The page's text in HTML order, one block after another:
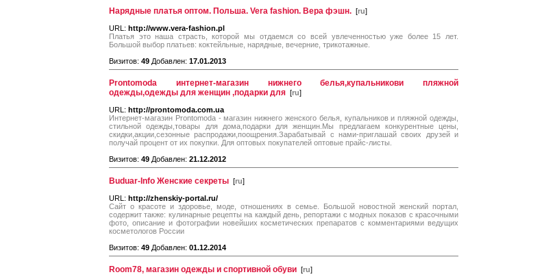
Нарядные платья оптом. Польша. Vera fashion. Вера фэшн. [ru]
URL: http://www.vera-fashion.pl
Платья это наша страсть, которой мы отдаемся со всей увлеченностью уже более 15 лет.
Большой выбор платьев: коктейльные, нарядные, вечерние, трикотажные.
Визитов: 49 Добавлен: 17.01.2013
Prontomoda интернет-магазин нижнего белья,купальникови пляжной
одежды,одежды для женщин ,подарки для [ru]
URL: http://prontomoda.com.ua
Интернет-магазин Prontomoda - магазин нижнего женского белья, купальников и пляжной одежды,
стильной одежды,товары для дома,подарки для женщин.Мы предлагаем конкурентные цены,
скидки,акции,сезонные распродажи,поощрения.Зарабатывай с нами-приглашай своих друзей и
получай процент от их покупки. Для оптовых покупателей оптовые прайс-листы.
Визитов: 49 Добавлен: 21.12.2012
Buduar-Info Женские секреты [ru]
URL: http://zhenskiy-portal.ru/
Сайт о красоте и здоровье, моде, отношениях в семье. Большой новостной женский портал,
содержит также: кулинарные рецепты на каждый день, репортажи с модных показов с красочными
фото, описание и фотографии новейших косметических препаратов с комментариями ведущих
косметологов России
Визитов: 49 Добавлен: 01.12.2014
Room78, магазин одежды и спортивной обуви [ru]